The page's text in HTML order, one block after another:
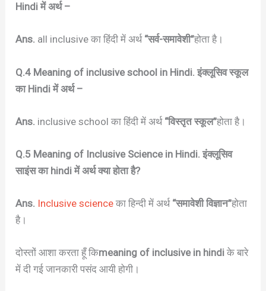
Hindi में अर्थ –
Ans. all inclusive का हिंदी में अर्थ “सर्व-समावेशी”होता है।
Q.4 Meaning of inclusive school in Hindi. इंक्लूसिव स्कूल
का Hindi में अर्थ –
Ans. inclusive school का हिंदी में अर्थ “विस्तृत स्कूल”होता है।
Q.5 Meaning of Inclusive Science in Hindi. इंक्लूसिव
साइंस का hindi में अर्थ क्या होता है?
Ans. Inclusive science का हिन्दी में अर्थ “समावेशी विज्ञान”होता
है।
दोस्तों आशा करता हूँ किmeaning of inclusive in hindiके बारे
में दी गई जानकारी पसंद आयी होगी।